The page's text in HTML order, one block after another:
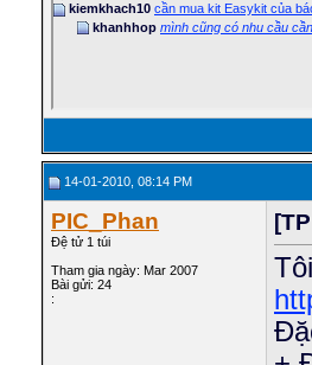
kiemkhach10 cần mua kit Easykit của
khanhhop mình cũng có nhu cầu cần
14-01-2010, 08:14 PM
PIC_Phan
Đệ tử 1 túi
Tham gia ngày: Mar 2007
Bài gửi: 24
: